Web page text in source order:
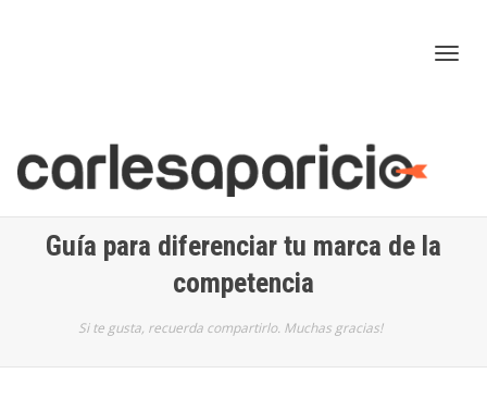
Guía para diferenciar tu marca de la
competencia
Si te gusta, recuerda compartirlo. Muchas gracias!